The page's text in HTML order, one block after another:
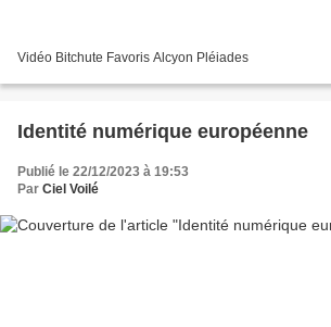
Vidéo Bitchute Favoris Alcyon Pléiades
Identité numérique européenne
Publié le 22/12/2023 à 19:53
Par Ciel Voilé